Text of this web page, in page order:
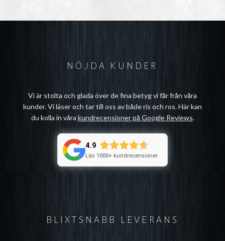
BLIXTSNABB LEVERANS
NÖJDA KUNDER
Vi är stolta och glada över de fina betyg vi får från våra
kunder. Vi läser och tar till oss av både ris och ros. Här kan
du kolla in våra kundrecensioner på Google Reviews.
4.9
Läs 1000+ kundrecensioner